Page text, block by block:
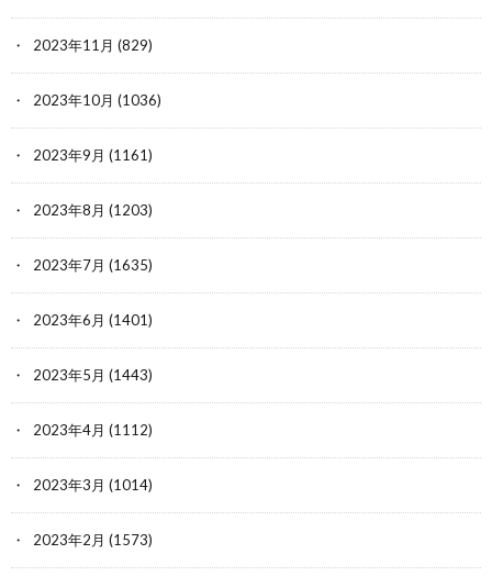
2023年11月 (829)
2023年10月 (1036)
2023年9月 (1161)
2023年8月 (1203)
2023年7月 (1635)
2023年6月 (1401)
2023年5月 (1443)
2023年4月 (1112)
2023年3月 (1014)
2023年2月 (1573)